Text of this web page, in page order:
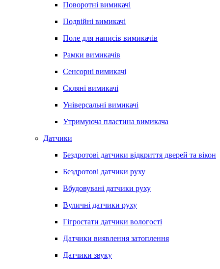
Поворотні вимикачі
Подвійні вимикачі
Поле для написів вимикачів
Рамки вимикачів
Сенсорні вимикачі
Скляні вимикачі
Універсальні вимикачі
Утримуюча пластина вимикача
Датчики
Бездротові датчики відкриття дверей та вікон
Бездротові датчики руху
Вбудовувані датчики руху
Вуличні датчики руху
Гігростати датчики вологості
Датчики виявлення затоплення
Датчики звуку